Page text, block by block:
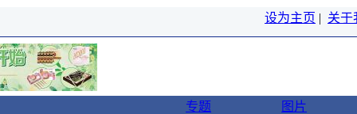
设为主页 | 关于
专题
图片